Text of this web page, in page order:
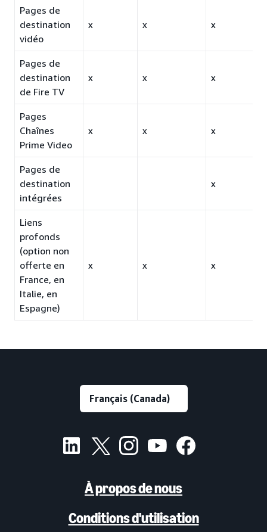
Pages de
destination
vidéo
x x x
Pages de
destination
de Fire TV
x x x
Pages
Chaînes
Prime Video
x x x
Pages de
destination
intégrées
x
Liens
profonds
(option non
offerte en
France, en
Italie, en
Espagne)
x x x
À propos de nous
Conditions d'utilisation